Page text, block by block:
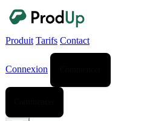
Produit Tarifs Contact
Connexion